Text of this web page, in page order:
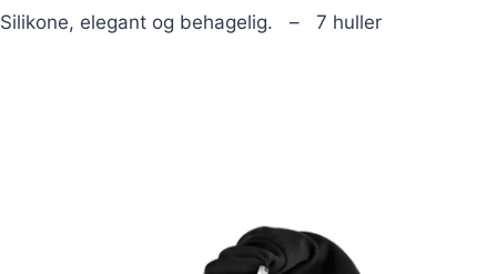
elegant og behagelig. – 7 huller